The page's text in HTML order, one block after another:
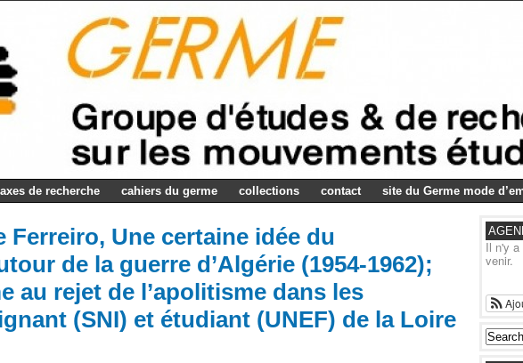
axes de recherche cahiers du germe collections contact site du Germe mode
Ferreiro, Une certaine idée du
de la guerre d’Algérie (1954-1962);
au rejet de l’apolitisme dans les
(SNI) et étudiant (UNEF) de la Loire
Il n'y a
venir.